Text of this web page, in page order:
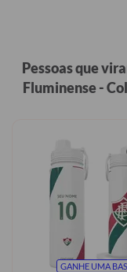
Pessoas que
Fluminense -
GANHE UMA